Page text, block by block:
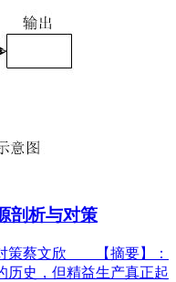
剖析与对策
策蔡文欣 【摘要】：
历史，但精益生产真正起